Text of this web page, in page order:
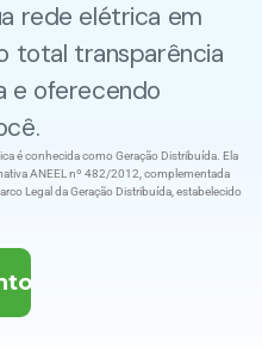
rede elétrica em
total transparência
e oferecendo
é conhecida como Geração Distribuída. Ela
ANEEL nº 482/2012, complementada
Legal da Geração Distribuída, estabelecido